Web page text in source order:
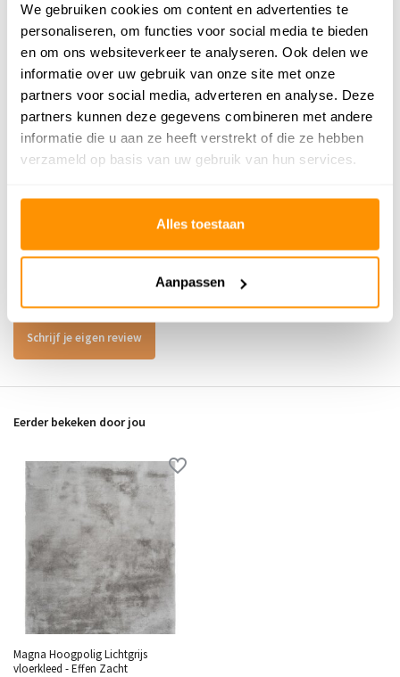
We gebruiken cookies om content en advertenties te
personaliseren, om functies voor social media te bieden
en om ons websiteverkeer te analyseren. Ook delen we
informatie over uw gebruik van onze site met onze
partners voor social media, adverteren en analyse. Deze
partners kunnen deze gegevens combineren met andere
informatie die u aan ze heeft verstrekt of die ze hebben
verzameld op basis van uw gebruik van hun services.
Alles toestaan
Aanpassen
139,95
Buy now, pay later
0/5 Gemiddelde uit 0 beoordelingen
Er zijn nog geen reviews geschreven over dit product..
Schrijf je eigen review
Eerder bekeken door jou
Magna Hoogpolig Lichtgrijs
vloerkleed - Effen Zacht